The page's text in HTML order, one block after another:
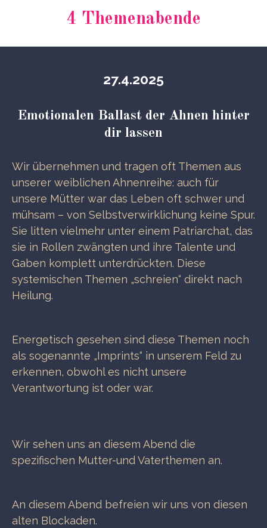
4 Themenabende
27.4.2025
Emotionalen Ballast der Ahnen hinter
dir lassen
Wir übernehmen und tragen oft Themen aus
unserer weiblichen Ahnenreihe: auch für
unsere Mütter war das Leben oft schwer und
mühsam – von Selbstverwirklichung keine Spur.
Sie litten vielmehr unter einem Patriarchat, das
sie in Rollen zwängten und ihre Talente und
Gaben komplett unterdrückten. Diese
systemischen Themen „schreien“ direkt nach
Heilung.
Energetisch gesehen sind diese Themen noch
als sogenannte „Imprints“ in unserem Feld zu
erkennen, obwohl es nicht unsere
Verantwortung ist oder war.
Wir sehen uns an diesem Abend die
spezifischen Mutter-und Vaterthemen an.
An diesem Abend befreien wir uns von diesen
alten Blockaden.